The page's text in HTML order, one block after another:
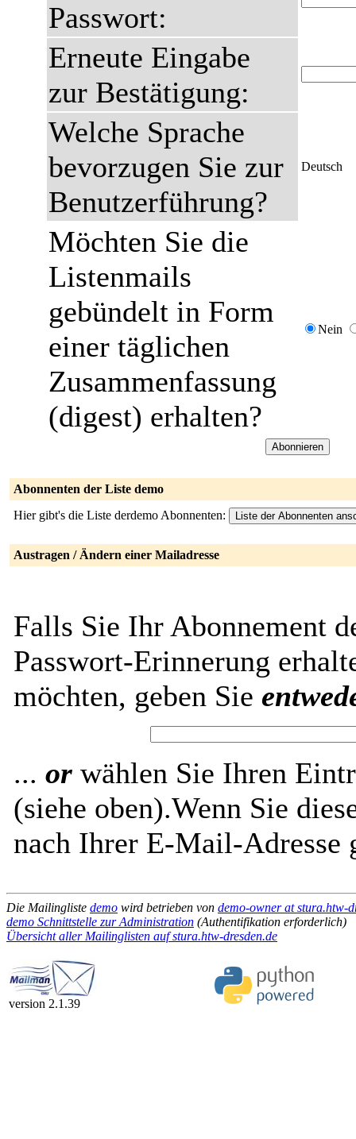
Passwort:
Erneute Eingabe
zur Bestätigung:
Welche Sprache
bevorzugen Sie zur
Benutzerführung?
Deutsch
Möchten Sie die
Listenmails
gebündelt in Form
einer täglichen
Zusammenfassung
(digest) erhalten?
Nein
Abonnenten der Liste demo
Hier gibt's die Liste derdemo Abonnenten:
Austragen / Ändern einer Mailadresse
Falls Sie Ihr Abonnement
Passwort-Erinnerung
möchten, geben Sie
... or wählen Sie Ihren
(siehe oben).Wenn Sie
nach Ihrer E-Mail-Adresse
Die Mailingliste demo wird betrieben von demo-owner at stura.htw-
demo Schnittstelle zur Administration (Authentifikation erforderlich)
Übersicht aller Mailinglisten auf stura.htw-dresden.de
version 2.1.39